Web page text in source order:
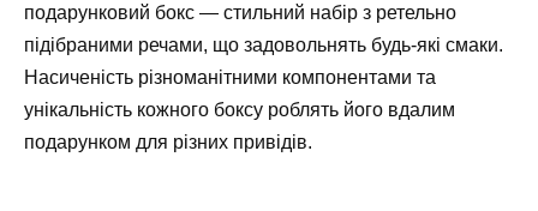
подарунковий бокс — стильний набір з ретельно
підібраними речами, що задовольнять будь-які смаки.
Насиченість різноманітними компонентами та
унікальність кожного боксу роблять його вдалим
подарунком для різних привідів.